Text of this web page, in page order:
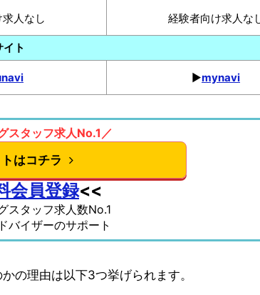
人なし 経験者向け求人な
ト
▶︎mynavi
スタッフ求人No.1／
はコチラ
会員登録<<
スタッフ求人数No.1
バイザーのサポート
の理由は以下3つ挙げられます。